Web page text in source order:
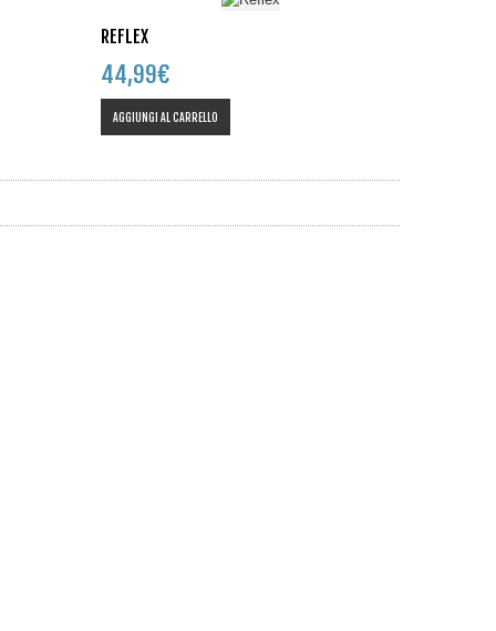
REFLEX
44,99€
AGGIUNGI AL CARRELLO